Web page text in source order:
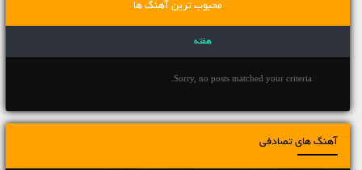
محبوب ترین آهنگ ها
هفته
Sorry, no posts matched your criteria.
آهنگ های تصادفی